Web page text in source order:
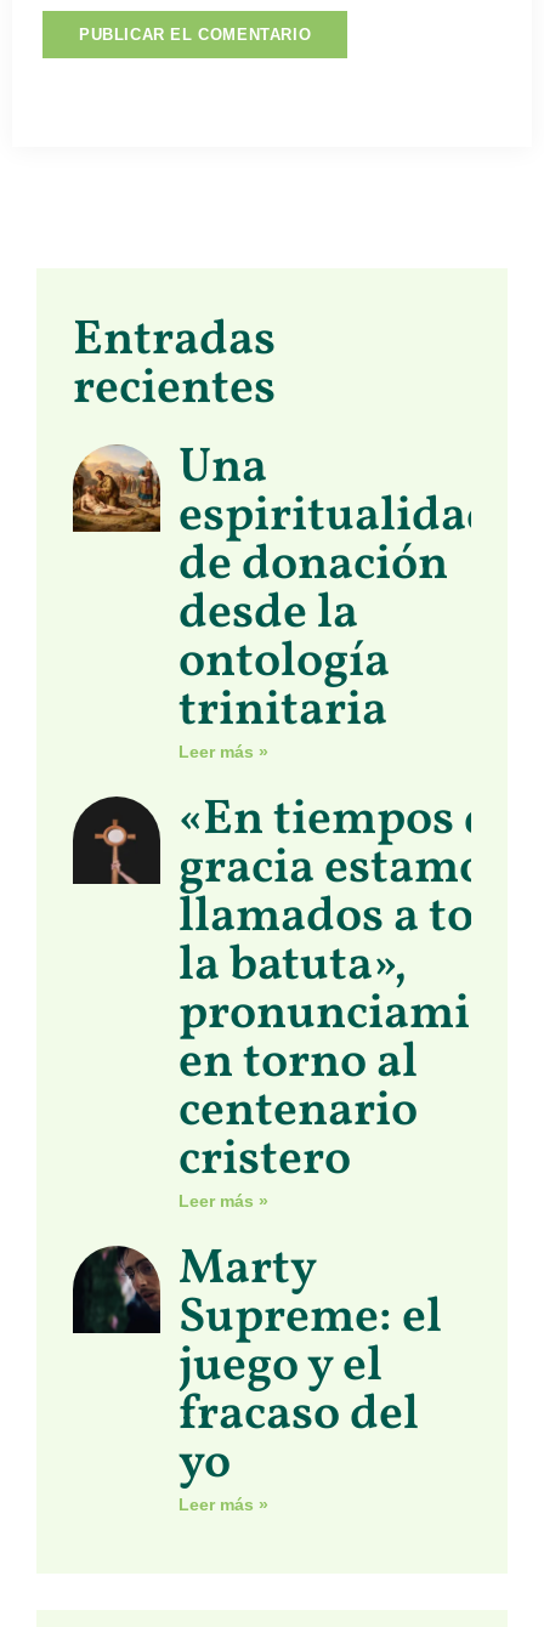
Entradas
recientes
Una
espiritualidad
de donación
desde la
ontología
trinitaria
Leer más »
«En tiempos de
gracia estamos
llamados a
la batuta»,
en torno al
centenario
cristero
Leer más »
Marty
Supreme: el
juego y el
fracaso del
yo
Leer más »